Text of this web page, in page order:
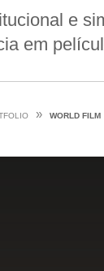
e
em
» WORLD FILM